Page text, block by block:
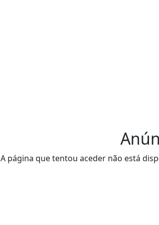
A página que tentou aceder não está